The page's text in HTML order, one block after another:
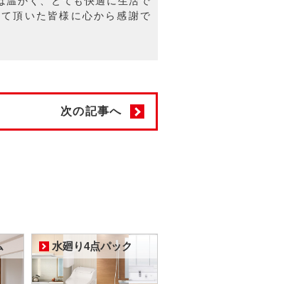
頂いた皆様に心から感謝で
次の記事へ
水廻り4点パック